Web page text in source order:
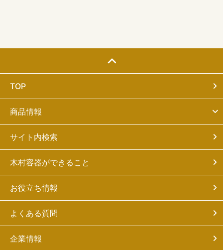
TOP
商品情報
サイト内検索
木村容器ができること
お役立ち情報
よくある質問
企業情報